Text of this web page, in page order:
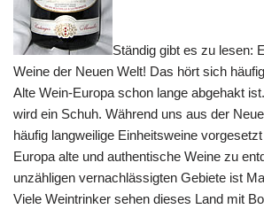
Ständig gibt es zu lesen:
Weine der Neuen Welt! Das hört sich
Alte Wein-Europa schon lange abgehakt
wird ein Schuh. Während uns aus der
häufig langweilige Einheitsweine
Europa alte und authentische Weine zu
unzähligen vernachlässigten Gebiete ist
Viele Weintrinker sehen dieses Land mit